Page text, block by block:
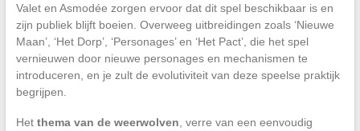
Valet en Asmodée zorgen ervoor dat dit spel beschikbaar is en
zijn publiek blijft boeien. Overweeg uitbreidingen zoals ‘Nieuwe
Maan’, ‘Het Dorp’, ‘Personages’ en ‘Het Pact’, die het spel
vernieuwen door nieuwe personages en mechanismen te
introduceren, en je zult de evolutiviteit van deze speelse praktijk
begrijpen.
Het thema van de weerwolven , verre van een eenvoudig